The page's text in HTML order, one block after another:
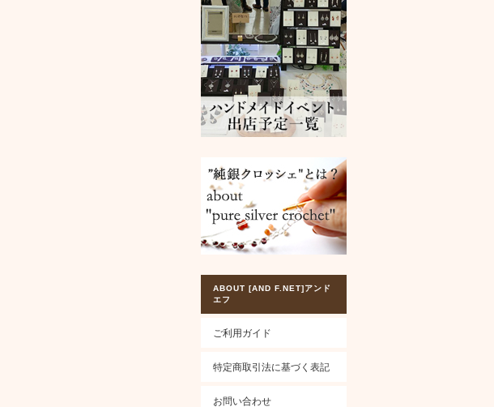
ABOUT [AND F.NET]アンド
エフ
ご利用ガイド
特定商取引法に基づく表記
お問い合わせ